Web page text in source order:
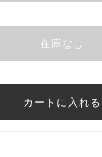
在庫なし
カートに入れる